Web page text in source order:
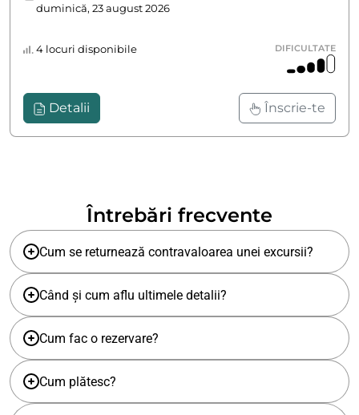
duminică, 23 august 2026
4 locuri disponibile DIFICULTATE
Detalii Înscrie-te
Întrebări frecvente
Cum se returnează contravaloarea unei excursii?
Când și cum aflu ultimele detalii?
Cum fac o rezervare?
Cum plătesc?